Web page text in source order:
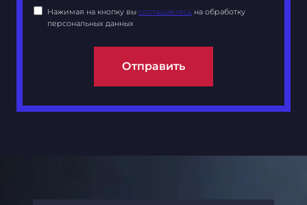
Нажимая на кнопку вы соглашаетесь на обработку
персональных данных
Отправить